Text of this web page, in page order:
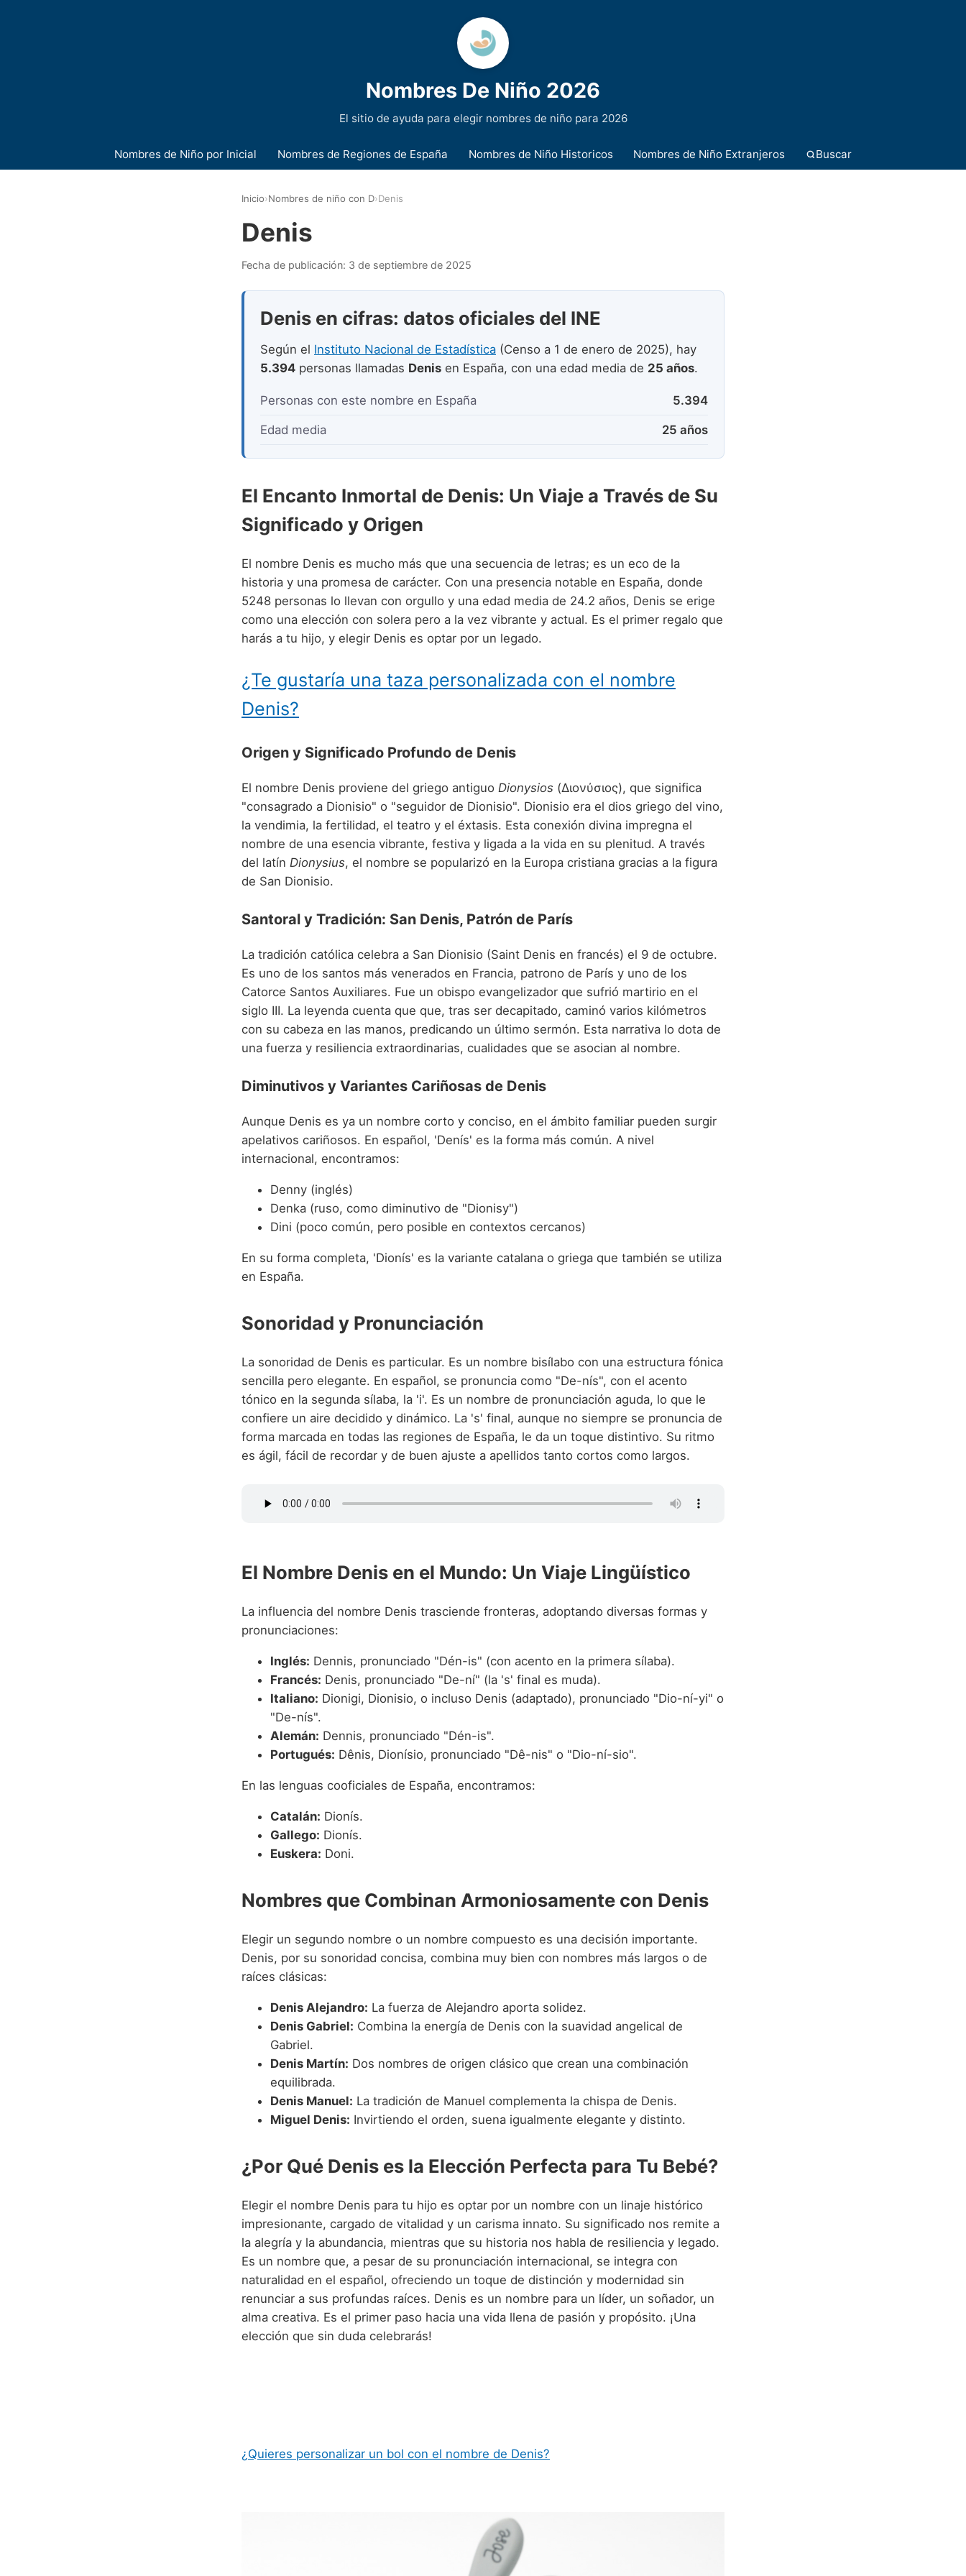
Nombres De Niño 2026
El sitio de ayuda para elegir nombres de niño para 2026
Nombres de Niño por Inicial Nombres de Regiones de España Nombres de Niño Historicos Nombres de Niño Extranjeros Buscar
Inicio›Nombres de niño con D›Denis
Denis
Fecha de publicación: 3 de septiembre de 2025
Denis en cifras: datos oficiales del INE
Según el Instituto Nacional de Estadística (Censo a 1 de enero de 2025), hay
5.394 personas llamadas Denis en España, con una edad media de 25 años.
Personas con este nombre en España 5.394
Edad media 25 años
El Encanto Inmortal de Denis: Un Viaje a Través de Su
Significado y Origen
El nombre Denis es mucho más que una secuencia de letras; es un eco de la
historia y una promesa de carácter. Con una presencia notable en España, donde
5248 personas lo llevan con orgullo y una edad media de 24.2 años, Denis se erige
como una elección con solera pero a la vez vibrante y actual. Es el primer regalo que
harás a tu hijo, y elegir Denis es optar por un legado.
¿Te gustaría una taza personalizada con el nombre
Denis?
Origen y Significado Profundo de Denis
El nombre Denis proviene del griego antiguo Dionysios (Διονύσιος), que significa
"consagrado a Dionisio" o "seguidor de Dionisio". Dionisio era el dios griego del vino,
la vendimia, la fertilidad, el teatro y el éxtasis. Esta conexión divina impregna el
nombre de una esencia vibrante, festiva y ligada a la vida en su plenitud. A través
del latín Dionysius, el nombre se popularizó en la Europa cristiana gracias a la figura
de San Dionisio.
Santoral y Tradición: San Denis, Patrón de París
La tradición católica celebra a San Dionisio (Saint Denis en francés) el 9 de octubre.
Es uno de los santos más venerados en Francia, patrono de París y uno de los
Catorce Santos Auxiliares. Fue un obispo evangelizador que sufrió martirio en el
siglo III. La leyenda cuenta que que, tras ser decapitado, caminó varios kilómetros
con su cabeza en las manos, predicando un último sermón. Esta narrativa lo dota de
una fuerza y resiliencia extraordinarias, cualidades que se asocian al nombre.
Diminutivos y Variantes Cariñosas de Denis
Aunque Denis es ya un nombre corto y conciso, en el ámbito familiar pueden surgir
apelativos cariñosos. En español, 'Denís' es la forma más común. A nivel
internacional, encontramos:
Denny (inglés)
Denka (ruso, como diminutivo de "Dionisy")
Dini (poco común, pero posible en contextos cercanos)
En su forma completa, 'Dionís' es la variante catalana o griega que también se utiliza
en España.
Sonoridad y Pronunciación
La sonoridad de Denis es particular. Es un nombre bisílabo con una estructura fónica
sencilla pero elegante. En español, se pronuncia como "De-nís", con el acento
tónico en la segunda sílaba, la 'i'. Es un nombre de pronunciación aguda, lo que le
confiere un aire decidido y dinámico. La 's' final, aunque no siempre se pronuncia de
forma marcada en todas las regiones de España, le da un toque distintivo. Su ritmo
es ágil, fácil de recordar y de buen ajuste a apellidos tanto cortos como largos.
El Nombre Denis en el Mundo: Un Viaje Lingüístico
La influencia del nombre Denis trasciende fronteras, adoptando diversas formas y
pronunciaciones:
Inglés: Dennis, pronunciado "Dén-is" (con acento en la primera sílaba).
Francés: Denis, pronunciado "De-ní" (la 's' final es muda).
Italiano: Dionigi, Dionisio, o incluso Denis (adaptado), pronunciado "Dio-ní-yi" o
"De-nís".
Alemán: Dennis, pronunciado "Dén-is".
Portugués: Dênis, Dionísio, pronunciado "Dê-nis" o "Dio-ní-sio".
En las lenguas cooficiales de España, encontramos:
Catalán: Dionís.
Gallego: Dionís.
Euskera: Doni.
Nombres que Combinan Armoniosamente con Denis
Elegir un segundo nombre o un nombre compuesto es una decisión importante.
Denis, por su sonoridad concisa, combina muy bien con nombres más largos o de
raíces clásicas:
Denis Alejandro: La fuerza de Alejandro aporta solidez.
Denis Gabriel: Combina la energía de Denis con la suavidad angelical de
Gabriel.
Denis Martín: Dos nombres de origen clásico que crean una combinación
equilibrada.
Denis Manuel: La tradición de Manuel complementa la chispa de Denis.
Miguel Denis: Invirtiendo el orden, suena igualmente elegante y distinto.
¿Por Qué Denis es la Elección Perfecta para Tu Bebé?
Elegir el nombre Denis para tu hijo es optar por un nombre con un linaje histórico
impresionante, cargado de vitalidad y un carisma innato. Su significado nos remite a
la alegría y la abundancia, mientras que su historia nos habla de resiliencia y legado.
Es un nombre que, a pesar de su pronunciación internacional, se integra con
naturalidad en el español, ofreciendo un toque de distinción y modernidad sin
renunciar a sus profundas raíces. Denis es un nombre para un líder, un soñador, un
alma creativa. Es el primer paso hacia una vida llena de pasión y propósito. ¡Una
elección que sin duda celebrarás!
¿Quieres personalizar un bol con el nombre de Denis?